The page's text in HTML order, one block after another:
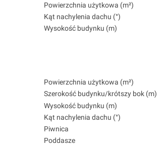
Powierzchnia użytkowa (m²)
Kąt nachylenia dachu (°)
Wysokość budynku (m)
Powierzchnia użytkowa (m²)
Szerokość budynku/krótszy bok (m)
Wysokość budynku (m)
Kąt nachylenia dachu (°)
Piwnica
Poddasze